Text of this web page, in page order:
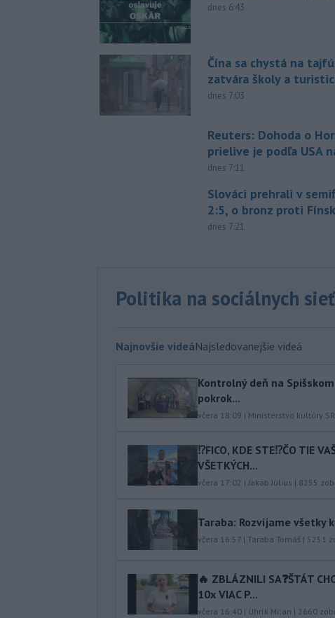
dnes 6:43
Čína sa chystá na
zatvára školy a
dnes 7:03
Reuters: Dohoda o
prielive je podľa USA
dnes 7:11
Slováci prehrali v
2:5, o bronz proti
dnes 7:21
Politika na sociálnych
Najnovšie videáNajsledovanejšie videá
Kontrolný deň na
pokrok...
včera 18:09 | Ministerstvo kultúry SR
⁉️FICO, KDE STE⁉️ČO TIE
VŠETKÝCH...
včera 17:02 | Jakab Július | 8255
Taraba: Rozvíjame všetky
včera 16:57 | Taraba Tomáš | 5251
🔥 ZBLÁZNILI SA❓️ŠTÁT
10x VIAC P...
včera 16:40 | Uhrík Milan | 2660